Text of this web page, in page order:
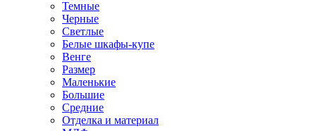
Темные
Черные
Светлые
Белые шкафы-купе
Венге
Размер
Маленькие
Большие
Средние
Отделка и материал